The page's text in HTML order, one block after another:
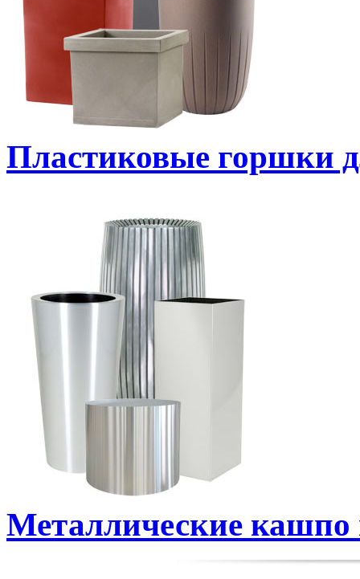
Пластиковые горшки
Металлические